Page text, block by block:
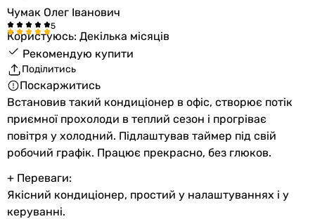
Чумак Олег Іванович
Користуюсь: Декілька місяців
Рекомендую купити
Поділитись
Поскаржитись
Встановив такий кондиціонер в офіс, створює потік
приємної прохолоди в теплий сезон і прогріває
повітря у холодний. Підлаштував таймер під свій
робочий графік. Працює прекрасно, без глюков.
+ Переваги:
Якісний кондиціонер, простий у налаштуваннях і у
керуванні.